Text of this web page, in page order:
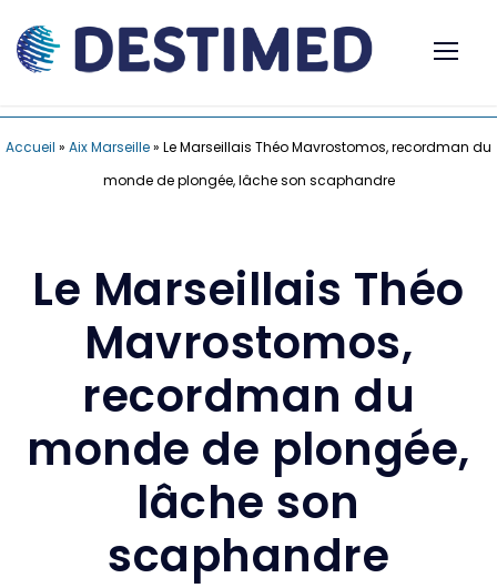
Accueil » Aix Marseille» Le Marseillais Théo Mavrostomos, recordman du
monde de plongée, lâche son scaphandre
Le Marseillais Théo
Mavrostomos,
recordman du
monde de plongée,
lâche son
scaphandre